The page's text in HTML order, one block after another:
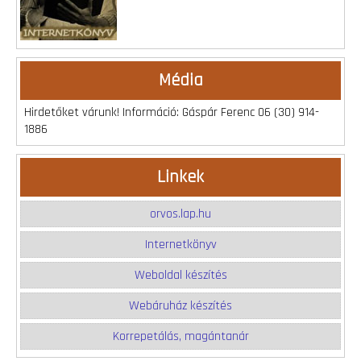
Média
Hirdetőket várunk! Információ: Gáspár Ferenc 06 (30) 914-
1886
Linkek
orvos.lap.hu
Internetkönyv
Weboldal készítés
Webáruház készítés
Korrepetálás, magántanár